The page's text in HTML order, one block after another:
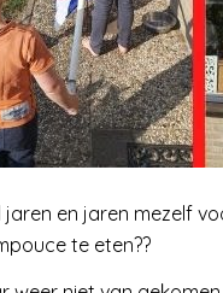
jaren en jaren mezelf
te eten??